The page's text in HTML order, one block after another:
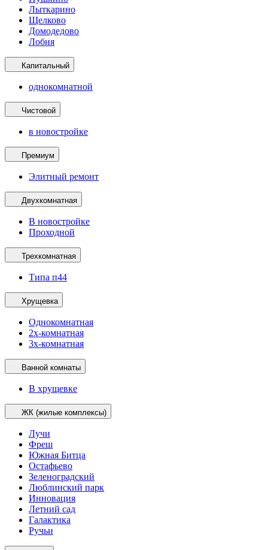
Лыткарино
Щелково
Домодедово
Лобня
Капитальный
однокомнатной
Чистовой
в новостройке
Премиум
Элитный ремонт
Двухкомнатная
В новостройке
Проходной
Трехкомнатная
Типа п44
Хрущевка
Однокомнатная
2х-комнатная
3х-комнатная
Ванной комнаты
В хрущевке
ЖК (жилые комплексы)
Лучи
Фреш
Южная Битца
Остафьево
Зеленоградский
Люблинский парк
Инновация
Летний сад
Галактика
Ручьи